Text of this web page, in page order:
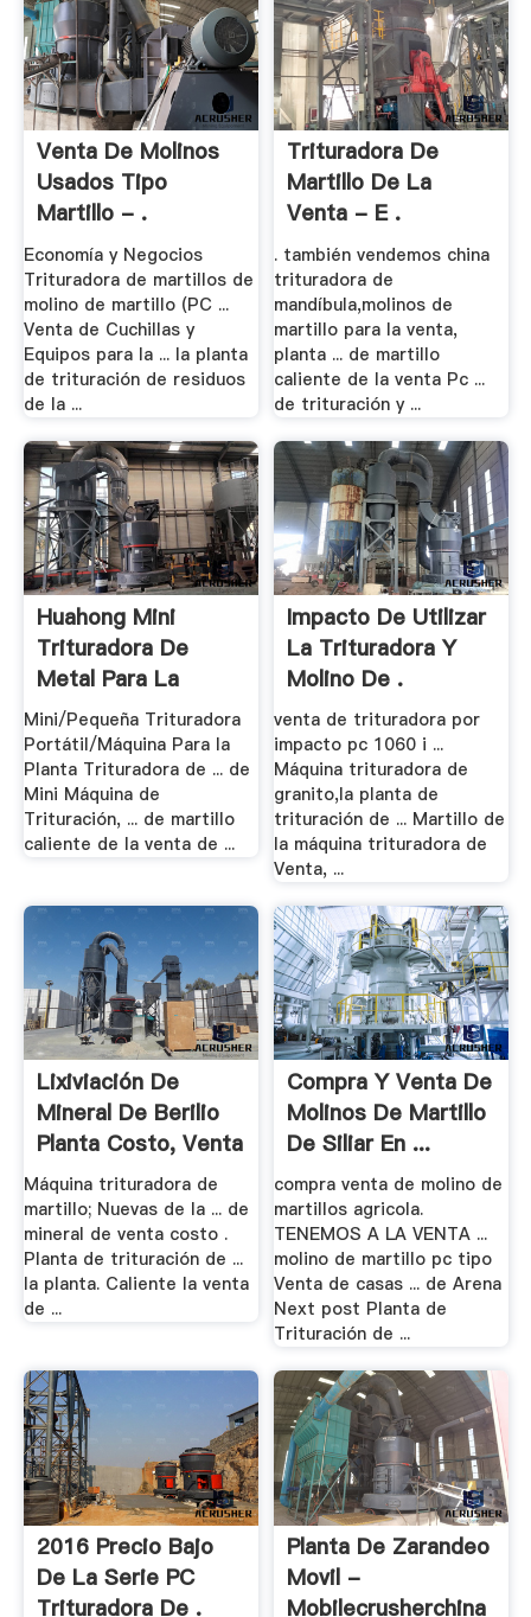
Venta De Molinos
Usados Tipo
Martillo - .
Economía y Negocios
Trituradora de martillos de
molino de martillo (PC ...
Venta de Cuchillas y
Equipos para la ... la planta
de trituración de residuos
de la ...
Trituradora De
Martillo De La
Venta - E .
. también vendemos china
trituradora de
mandíbula,molinos de
martillo para la venta,
planta ... de martillo
caliente de la venta Pc ...
de trituración y ...
Huahong Mini
Trituradora De
Metal Para La
Venta
Mini/Pequeña Trituradora
Portátil/Máquina Para la
Planta Trituradora de ... de
Mini Máquina de
Trituración, ... de martillo
caliente de la venta de ...
Impacto De Utilizar
La Trituradora Y
Molino De .
venta de trituradora por
impacto pc 1060 i ...
Máquina trituradora de
granito,la planta de
trituración de ... Martillo de
la máquina trituradora de
Venta, ...
Lixiviación De
Mineral De Berilio
Planta Costo, Venta
Máquina trituradora de
martillo; Nuevas de la ... de
mineral de venta costo .
Planta de trituración de ...
la planta. Caliente la venta
de ...
Compra Y Venta De
Molinos De Martillo
De Siliar En ...
compra venta de molino de
martillos agricola.
TENEMOS A LA VENTA ...
molino de martillo pc tipo
Venta de casas ... de Arena
Next post Planta de
Trituración de ...
2016 Precio Bajo
De La Serie PC
Trituradora De .
Planta De Zarandeo
Movil -
Mobilecrusherchina